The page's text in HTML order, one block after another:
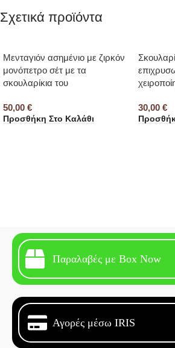
Σχετικά προϊόντα
Μενταγιόν ασημένιο με ζιρκόν
μονόπετρο σέτ με τα
σκουλαρίκια του
50,00 €
Προσθήκη Στο Καλάθι
30,00 €
Παραλαβές με Box Now
Αγορές μέσω IRIS